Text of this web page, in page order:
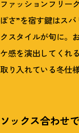
ファッションフリー
ぽさ”を宿す鍵はスバ
クスタイルが旬に。
ケ感を演出してくれ
取り入れている冬仕
ソックス合わせ